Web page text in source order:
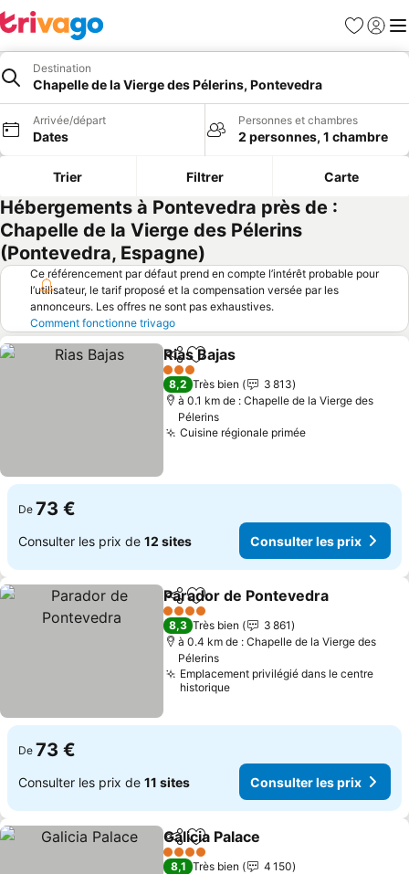
Favoris
Se
Destination
Chapelle de la Vierge des Pélerins, Pontevedra
Arrivée/départ
Dates
Personnes et chambres
2 personnes, 1 chambre
Trier Filtrer Carte
Hébergements à Pontevedra près de :
Chapelle de la Vierge des Pélerins
(Pontevedra, Espagne)
Ce référencement par défaut prend en compte l’intérêt probable pour
l’utilisateur, le tarif proposé et la compensation versée par les
annonceurs. Les offres ne sont pas exhaustives.
Comment fonctionne trivago
PartagerAjouter à mes favoris
Rias Bajas
3 Étoiles
8,2 Très bien
3 813
à 0.1 km de : Chapelle de la Vierge des
Pélerins
Cuisine régionale primée
De 73 €
Consulter les prix de 12 sites Consulter les prix
PartagerAjouter à mes favoris
Parador de Pontevedra
4 Étoiles
8,3 Très bien
3 861
à 0.4 km de : Chapelle de la Vierge des
Pélerins
Emplacement privilégié dans le centre
historique
De 73 €
Consulter les prix de 11 sites Consulter les prix
PartagerAjouter à mes favoris
Galicia Palace
4 Étoiles
8,1 Très bien
4 150